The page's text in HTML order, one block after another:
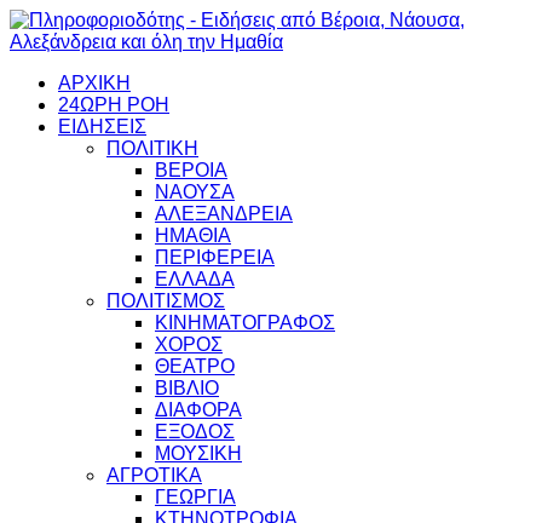
ΑΡΧΙΚΗ
24ΩΡΗ ΡΟΗ
ΕΙΔΗΣΕΙΣ
ΠΟΛΙΤΙΚΗ
ΒΕΡΟΙΑ
ΝΑΟΥΣΑ
ΑΛΕΞΑΝΔΡΕΙΑ
ΗΜΑΘΙΑ
ΠΕΡΙΦΕΡΕΙΑ
ΕΛΛΑΔΑ
ΠΟΛΙΤΙΣΜΟΣ
ΚΙΝΗΜΑΤΟΓΡΑΦΟΣ
ΧΟΡΟΣ
ΘΕΑΤΡΟ
ΒΙΒΛΙΟ
ΔΙΑΦΟΡΑ
ΕΞΟΔΟΣ
ΜΟΥΣΙΚΗ
ΑΓΡΟΤΙΚΑ
ΓΕΩΡΓΙΑ
ΚΤΗΝΟΤΡΟΦΙΑ